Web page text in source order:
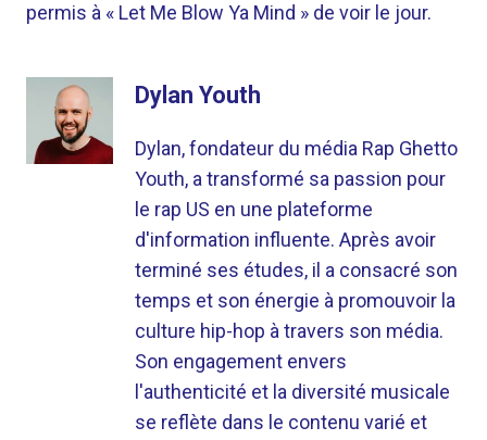
permis à « Let Me Blow Ya Mind » de voir le jour.
Dylan Youth
Dylan, fondateur du média Rap Ghetto
Youth, a transformé sa passion pour
le rap US en une plateforme
d'information influente. Après avoir
terminé ses études, il a consacré son
temps et son énergie à promouvoir la
culture hip-hop à travers son média.
Son engagement envers
l'authenticité et la diversité musicale
se reflète dans le contenu varié et